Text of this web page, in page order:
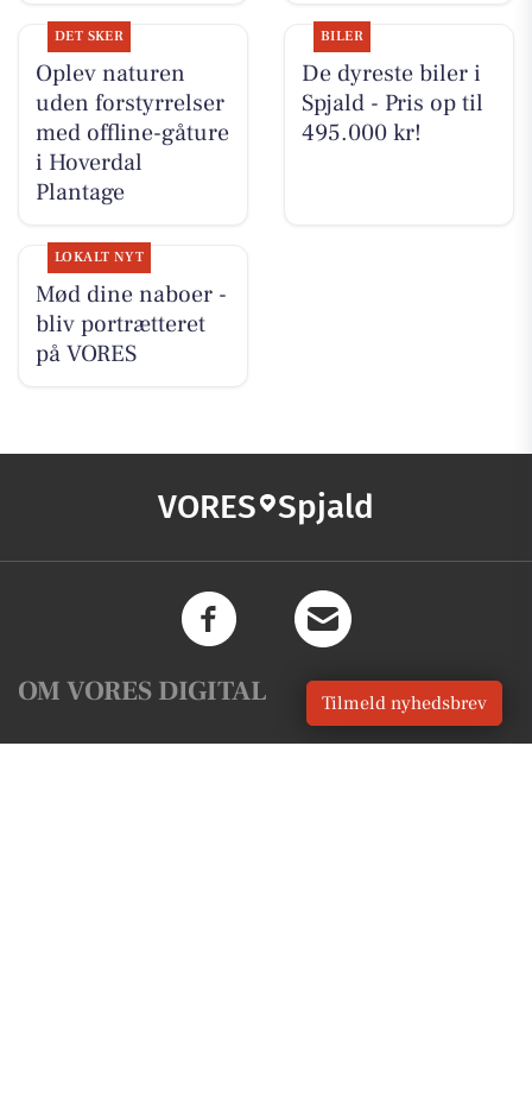
DET SKER
Oplev naturen
uden forstyrrelser
med offline-gåture
i Hoverdal
Plantage
BILER
De dyreste biler i
Spjald - Pris op til
495.000 kr!
LOKALT NYT
Mød dine naboer -
bliv portrætteret
på VORES
VORES Spjald
OM VORES DIGITAL Tilmeld nyhedsbrev